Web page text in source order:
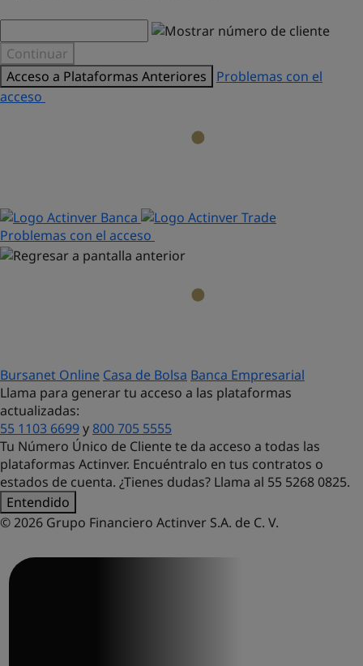
Continuar
Acceso a Plataformas Anteriores
Problemas con el
acceso
Problemas con el acceso
Bursanet Online Casa de Bolsa Banca Empresarial
Llama para generar tu acceso a las plataformas
actualizadas:
55 1103 6699y 800 705 5555
Tu Número Único de Cliente te da acceso a todas las
plataformas Actinver. Encuéntralo en tus contratos o
estados de cuenta. ¿Tienes dudas? Llama al 55 5268 0825.
Entendido
© 2026 Grupo Financiero Actinver S.A. de C. V.